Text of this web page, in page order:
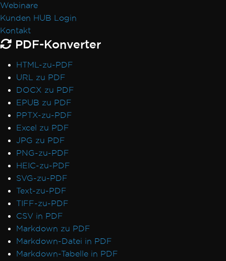
HTML-Rendering-Overhead
AWS Lambda ohne Docker
Fehlerbehebungsanleitungen
Lizenzschlüssel in IronPDF anwenden
Pixelgenaue HTML-Formatierung
Azure Blob Storage
Blazor Server / WebAssembly (WASM)
Digitale Signaturen
Kopf- und Fußzeilen und Seitenumbrüche
Internationale Sprachen und CMJK
IronPDF und IIS
Kerberos
Fehlerhafte Schriftart auf AWS Lambda
Metadaten-Sichtbarkeit
Drucken von Netzwerkdruckern
In Bild rasterisieren unter Verwendung von
MemoryStream
Ansicht in Zeichenkette rendern
Webinare
Kunden HUB Login
Kontakt
PDF-Konverter
HTML-zu-PDF
URL zu PDF
DOCX zu PDF
EPUB zu PDF
PPTX-zu-PDF
Excel zu PDF
JPG zu PDF
PNG-zu-PDF
HEIC-zu-PDF
SVG-zu-PDF
Text-zu-PDF
TIFF-zu-PDF
CSV in PDF
Markdown zu PDF
Markdown-Datei in PDF
Markdown-Tabelle in PDF